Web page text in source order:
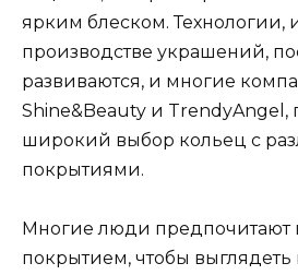
ярким блеском. Технологии,
производстве украшений,
развиваются, и многие
Shine&Beauty и TrendyAngel,
широкий выбор кольец с
покрытиями.
Многие люди предпочитают
покрытием, чтобы